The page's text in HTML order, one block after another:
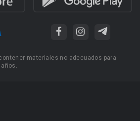
materiales no adecuados para